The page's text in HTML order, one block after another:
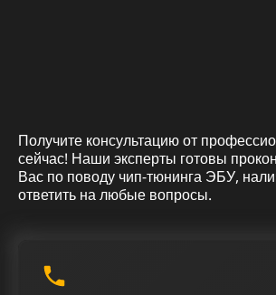
Получите консультацию от
сейчас! Наши эксперты готовы
Вас по поводу чип-тюнинга ЭБУ,
ответить на любые вопросы.